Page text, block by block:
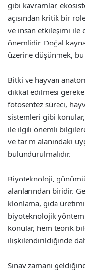
gibi kavramlar,
açısından kritik bir
ve insan etkileşimi ile
önemlidir. Doğal
üzerine düşünmek, bu
Bitki ve hayvan
dikkat edilmesi
fotosentez süreci,
sistemleri gibi
ile ilgili önemli
ve tarım alanındaki
bulundurulmalıdır.
Biyoteknoloji,
alanlarından biridir.
klonlama, gıda
biyoteknolojik
konular, hem teorik
ilişkilendirildiğinde
Sınav zamanı